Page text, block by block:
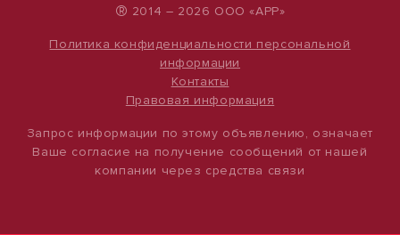
® 2014 – 2026 ООО «АРР»
Политика конфиденциальности персональной
информации
Контакты
Правовая информация
Запрос информации по этому объявлению, означает
Ваше согласие на получение сообщений от нашей
компании через средства связи